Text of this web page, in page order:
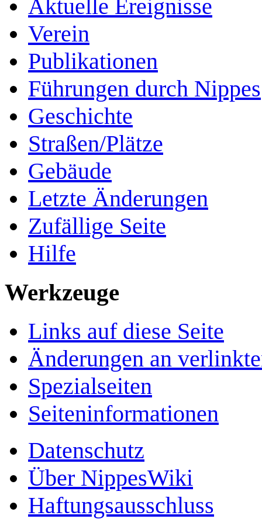
Aktuelle Ereignisse
Verein
Publikationen
Führungen durch Nippes
Geschichte
Straßen/Plätze
Gebäude
Letzte Änderungen
Zufällige Seite
Hilfe
Werkzeuge
Links auf diese Seite
Änderungen an
Spezialseiten
Seiten­­informationen
Datenschutz
Über NippesWiki
Haftungsausschluss